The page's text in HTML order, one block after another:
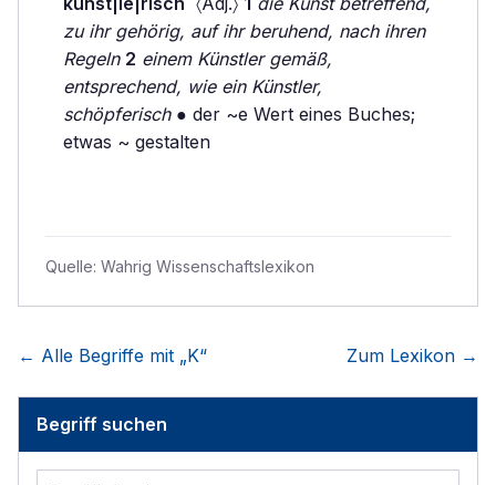
zu ihr gehörig, auf ihr beruhend, nach ihren
Regeln 2 einem Künstler gemäß,
entsprechend, wie ein Künstler,
schöpferisch● der ~e Wert eines Buches;
etwas ~ gestalten
Quelle: Wahrig Wissenschaftslexikon
← Alle Begriffe mit „K“ Zum Lexikon →
Begriff suchen